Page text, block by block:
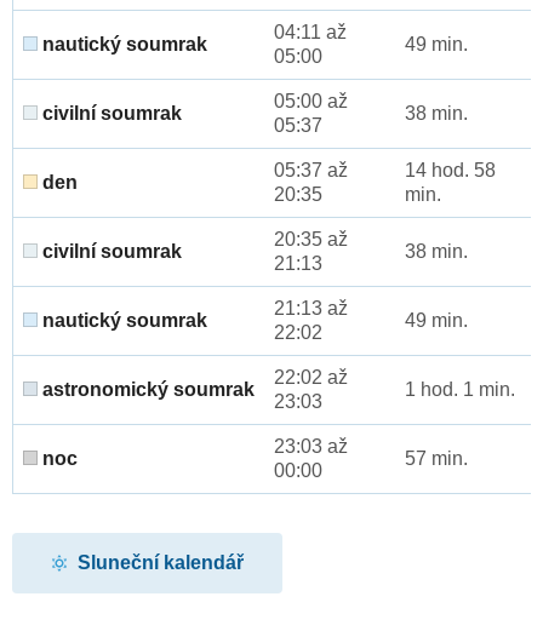
nautický soumrak
04:11 až
05:00
49 min.
civilní soumrak
05:00 až
05:37
38 min.
den
05:37 až
20:35
14 hod. 58
min.
civilní soumrak
20:35 až
21:13
38 min.
nautický soumrak
21:13 až
22:02
49 min.
astronomický soumrak
22:02 až
23:03
1 hod. 1 min.
noc
23:03 až
00:00
57 min.
Sluneční kalendář